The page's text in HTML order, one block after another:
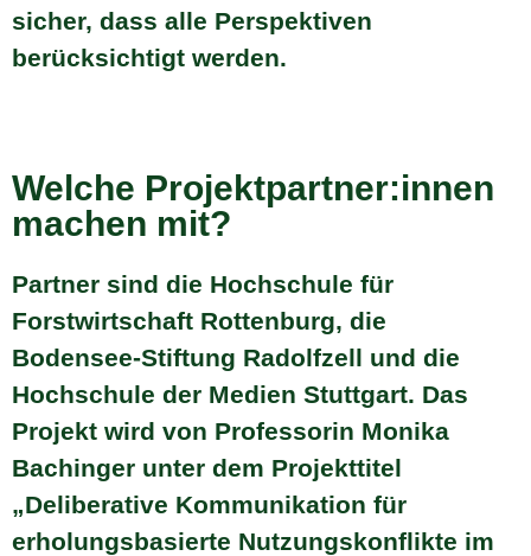
sicher, dass alle Perspektiven
berücksichtigt werden.
Welche Projektpartner:innen
machen mit?
Partner sind die Hochschule für
Forstwirtschaft Rottenburg, die
Bodensee-Stiftung Radolfzell und die
Hochschule der Medien Stuttgart. Das
Projekt wird von Professorin Monika
Bachinger unter dem Projekttitel
„Deliberative Kommunikation für
erholungsbasierte Nutzungskonflikte im